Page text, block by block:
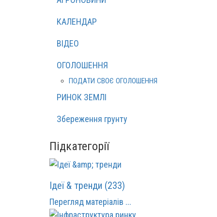
КАЛЕНДАР
ВІДЕО
ОГОЛОШЕННЯ
ПОДАТИ СВОЄ ОГОЛОШЕННЯ
РИНОК ЗЕМЛІ
Збереження грунту
Підкатегорії
Ідеї & тренди (233)
Перегляд матеріалів ...